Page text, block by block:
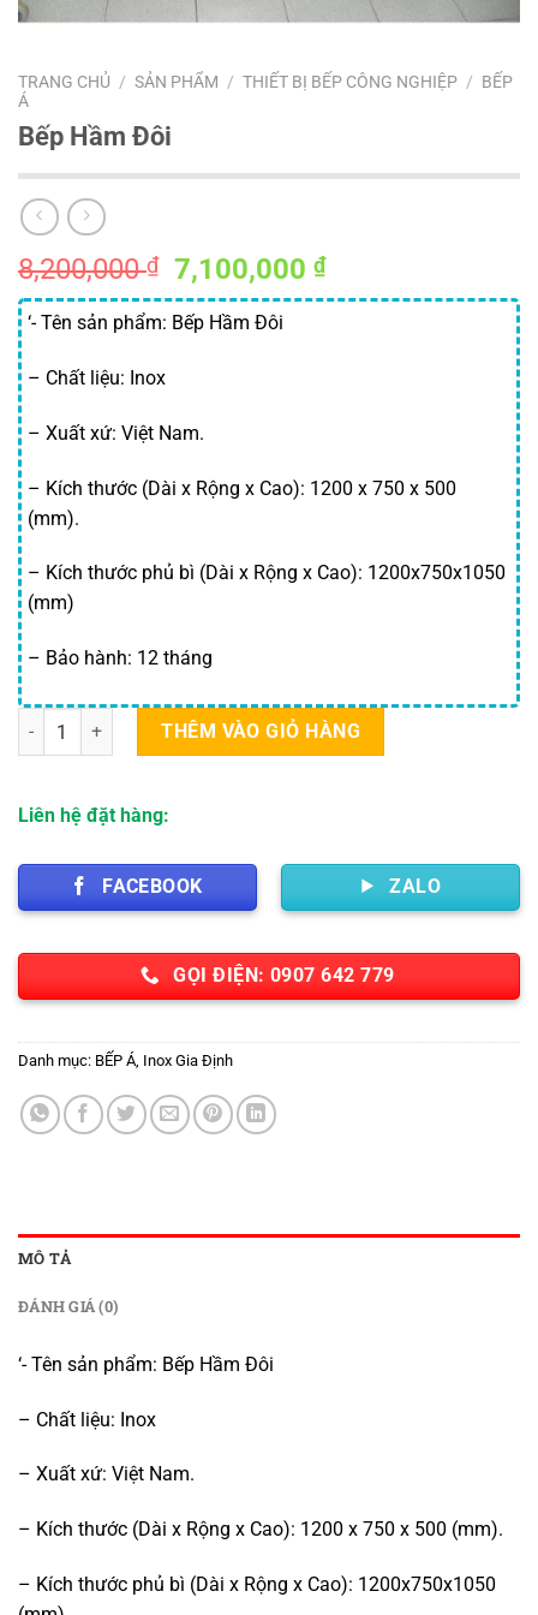
TRANG CHỦ / SẢN PHẨM / THIẾT BỊ BẾP CÔNG NGHIỆP / BẾP
Á
Bếp Hầm Đôi
8,200,000₫
Giá
gốc
là:
7,100,000₫Giá
hiện
‘- Tên sản phẩm: Bếp Hầm Đôi
– Chất liệu: Inox
– Xuất xứ: Việt Nam.
– Kích thước (Dài x Rộng x Cao): 1200 x 750 x 500
(mm).
– Kích thước phủ bì (Dài x Rộng x Cao): 1200x750x1050
(mm)
– Bảo hành: 12 tháng
Bếp Hầm Đôi số lượngTHÊM VÀO GIỎ HÀNG
Liên hệ đặt hàng:
FACEBOOK ZALO
GỌI ĐIỆN: 0907 642 779
Danh mục: BẾP Á Inox Gia Định
MÔ TẢ
ĐÁNH GIÁ (0)
‘- Tên sản phẩm: Bếp Hầm Đôi
– Chất liệu: Inox
– Xuất xứ: Việt Nam.
– Kích thước (Dài x Rộng x Cao): 1200 x 750 x 500 (mm).
– Kích thước phủ bì (Dài x Rộng x Cao): 1200x750x1050